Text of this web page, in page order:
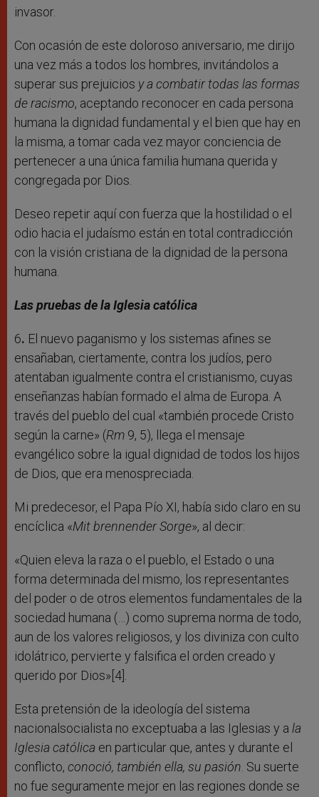
invasor.
Con ocasión de este doloroso aniversario, me dirijo
una vez más a todos los hombres, invitándolos a
superar sus prejuicios y a combatir todas las formas
de racismo, aceptando reconocer en cada persona
humana la dignidad fundamental y el bien que hay en
la misma, a tomar cada vez mayor conciencia de
pertenecer a una única familia humana querida y
congregada por Dios.
Deseo repetir aquí con fuerza que la hostilidad o el
odio hacia el judaísmo están en total contradicción
con la visión cristiana de la dignidad de la persona
humana.
Las pruebas de la Iglesia católica
6. El nuevo paganismo y los sistemas afines se
ensañaban, ciertamente, contra los judíos, pero
atentaban igualmente contra el cristianismo, cuyas
enseñanzas habían formado el alma de Europa. A
través del pueblo del cual «también procede Cristo
según la carne» (Rm 9, 5), llega el mensaje
evangélico sobre la igual dignidad de todos los hijos
de Dios, que era menospreciada.
Mi predecesor, el Papa Pío XI, había sido claro en su
encíclica «Mit brennender Sorge», al decir:
«Quien eleva la raza o el pueblo, el Estado o una
forma determinada del mismo, los representantes
del poder o de otros elementos fundamentales de la
sociedad humana (…) como suprema norma de todo,
aun de los valores religiosos, y los diviniza con culto
idolátrico, pervierte y falsifica el orden creado y
querido por Dios»[4].
Esta pretensión de la ideología del sistema
nacionalsocialista no exceptuaba a las Iglesias y a la
Iglesia católica en particular que, antes y durante el
conflicto, conoció, también ella, su pasión. Su suerte
no fue seguramente mejor en las regiones donde se